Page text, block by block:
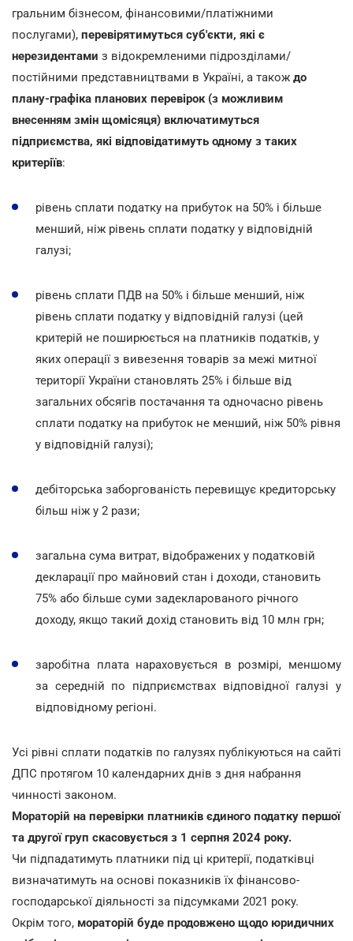
гральним бізнесом, фінансовими/платіжними
послугами), перевірятимуться суб'єкти, які є
нерезидентами з відокремленими підрозділами/
постійними представництвами в Україні, а також до
плану-графіка планових перевірок (з можливим
внесенням змін щомісяця) включатимуться
підприємства, які відповідатимуть одному з таких
критеріїв:
рівень сплати податку на прибуток на 50% і більше
менший, ніж рівень сплати податку у відповідній
галузі;
рівень сплати ПДВ на 50% і більше менший, ніж
рівень сплати податку у відповідній галузі (цей
критерій не поширюється на платників податків, у
яких операції з вивезення товарів за межі митної
території України становлять 25% і більше від
загальних обсягів постачання та одночасно рівень
сплати податку на прибуток не менший, ніж 50% рівня
у відповідній галузі);
дебіторська заборгованість перевищує кредиторську
більш ніж у 2 рази;
загальна сума витрат, відображених у податковій
декларації про майновий стан і доходи, становить
75% або більше суми задекларованого річного
доходу, якщо такий дохід становить від 10 млн грн;
заробітна плата нараховується в розмірі, меншому
за середній по підприємствах відповідної галузі у
відповідному регіоні.
Усі рівні сплати податків по галузях публікуються на сайті
ДПС протягом 10 календарних днів з дня набрання
чинності законом.
Мораторій на перевірки платників єдиного податку першої
та другої груп скасовується з 1 серпня 2024 року.
Чи підпадатимуть платники під ці критерії, податківці
визначатимуть на основі показників їх фінансово-
господарської діяльності за підсумками 2021 року.
Окрім того, мораторій буде продовжено щодо юридичних